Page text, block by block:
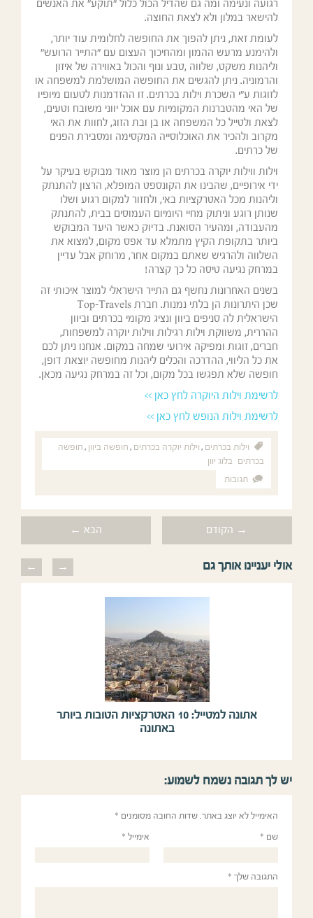
רגועה ונעימה ומה גם שהדיל הכול כלול "תוקע" את האנשים
להישאר במלון ולא לצאת החוצה.
לעומת זאת, ניתן להפוך את החופשה לחלומית עוד יותר,
ולהימנע מרעש ההמון ומהחיכוך העצום עם "התייר הרועש"
וליהנות משקט, שלווה ,טבע ונוף והכול באווירה של איזון
והרמוניה. ניתן להגשים את החופשה המושלמת למשפחה או
לזוגות ע"י השכרת וילות בכרתים. זו ההזדמנות לטעום מיופיו
של האי מהטברנות המקומיות עם אוכל יווני משובח וטעים,
לצאת ולטייל כל המשפחה או בן ובת הזוג, לחוות את האי
מקרוב ולהכיר את האוכלוסייה המקסימה ומסבירת הפנים
של כרתים.
וילות ווילות יוקרה בכרתים הן מוצר מאוד מבוקש בעיקר על
ידי אירופיים, שהבינו את הקונספט המופלא, הרצון להתנתק
וליהנות מכל האטרקציות באי, ולחזור למקום רגוע ושלו
שנותן רוגע וניתוק מחיי היומיום העמוסים בבית, להתנתק
מהעבודה, ומהעיר הסואנת. בדיוק כאשר היעד המבוקש
ביותר בתקופת הקיץ מתמלא עד אפס מקום, למצוא את
השלווה ולהרגיש שאתם במקום אחר, מרוחק אבל עדיין
במרחק נגיעה טיסה כל כך קצרה!
בשנים האחרונות נחשף גם התייר הישראלי למוצר איכותי זה
שכן היתרונות הן בלתי נמנות. חברת Top-Travels
הישראלית לה סניפים ביוון ונציג מקומי בכרתים וביוון
ההררית, משווקת וילות רגילות ווילות יוקרה למשפחות,
חברים, זוגות ומפיקה אירועי שמחה במקום. אנחנו ניתן לכם
את כל הליווי, ההדרכה והכלים ליהנות מחופשה יוצאת דופן,
חופשה שלא תפגשו בכל מקום, וכל זה במרחק נגיעה מכאן.
לרשימת וילות היוקרה לחץ כאן >>
לרשימת וילות הנופש לחץ כאן >>
וילות בכרתים , וילות יוקרה בכרתים , חופשה ביוון , חופשה
בכרתים בלוג יוון
תגובות
→ הקודם הבא ←
אולי יעניינו אותך גם previous next
אתונה למטייל: 10 האטרקציות הטובות ביותר
באתונה
יש לך תגובה נשמח לשמוע:
האימייל לא יוצג באתר. שדות החובה מסומנים *
שם * אימייל *
התגובה שלך *